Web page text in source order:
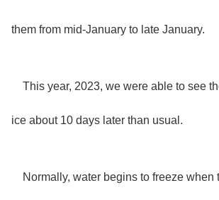
them from mid-January to late January.
This year, 2023, we were able to see
ice about 10 days later than usual.
Normally, water begins to freeze when